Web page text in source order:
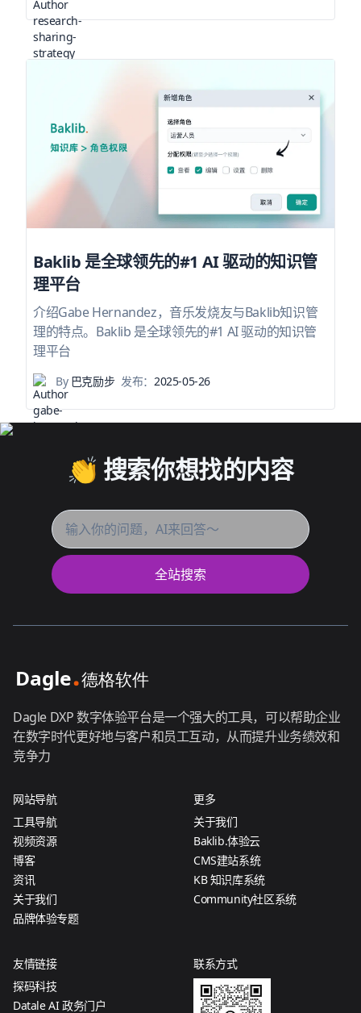
Baklib 是全球领先的#1 AI 驱动的知识管
理平台
介绍Gabe Hernandez，音乐发烧友与Baklib知识管
理的特点。Baklib 是全球领先的#1 AI 驱动的知识管
理平台
By巴克励步 发布： 2025-05-26
👏 搜索你想找的内容
全站搜索
Dagle DXP 数字体验平台是一个强大的工具，可以帮助企业
在数字时代更好地与客户和员工互动，从而提升业务绩效和
竞争力
网站导航
工具导航
视频资源
博客
资讯
关于我们
品牌体验专题
更多
关于我们
Baklib.体验云
CMS建站系统
KB 知识库系统
Community社区系统
友情链接
探码科技
Datale AI 政务门户
联系方式